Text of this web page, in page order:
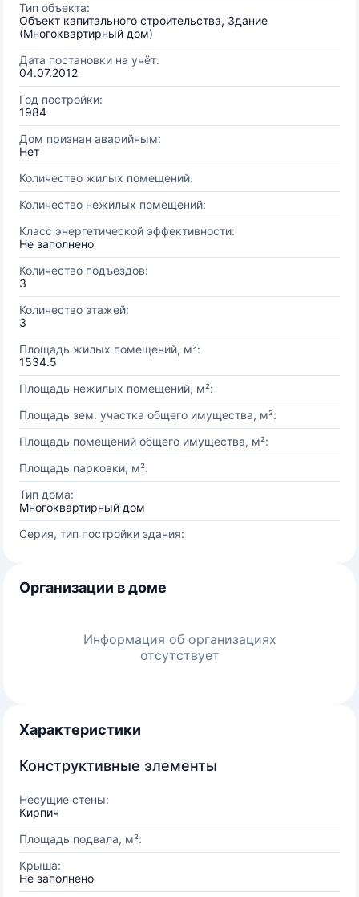
Тип объекта:
Объект капитального строительства, Здание
(Многоквартирный дом)
Дата постановки на учёт:
04.07.2012
Год постройки:
1984
Дом признан аварийным:
Нет
Количество жилых помещений:
Количество нежилых помещений:
Класс энергетической эффективности:
Не заполнено
Количество подъездов:
3
Количество этажей:
3
Площадь жилых помещений, м²:
1534.5
Площадь нежилых помещений, м²:
Площадь зем. участка общего имущества, м²:
Площадь помещений общего имущества, м²:
Площадь парковки, м²:
Тип дома:
Многоквартирный дом
Серия, тип постройки здания:
Организации в доме
Информация об организациях
отсутствует
Характеристики
Конструктивные элементы
Несущие стены:
Кирпич
Площадь подвала, м²:
Крыша:
Не заполнено